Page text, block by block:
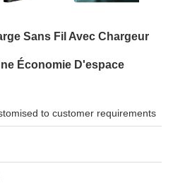
Sans Fil Avec Chargeur
Économie D'espace
Customised to customer requirements